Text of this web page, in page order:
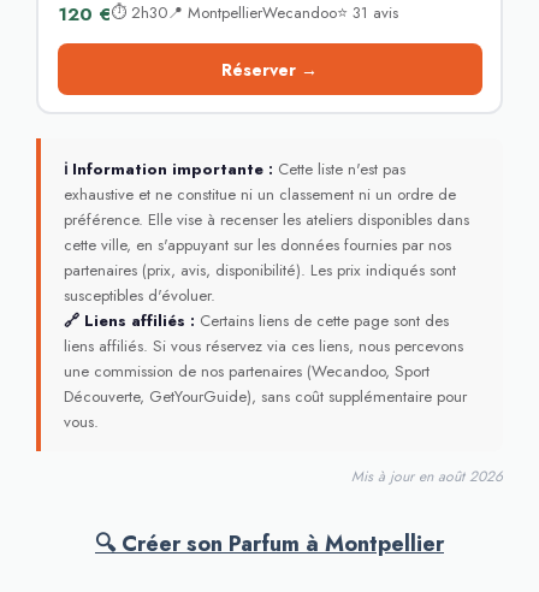
120 €⏱ 2h30📍 MontpellierWecandoo⭐ 31 avis
Réserver →
ℹ Information importante : Cette liste n'est pas
exhaustive et ne constitue ni un classement ni un ordre de
préférence. Elle vise à recenser les ateliers disponibles dans
cette ville, en s'appuyant sur les données fournies par nos
partenaires (prix, avis, disponibilité). Les prix indiqués sont
susceptibles d'évoluer.
🔗 Liens affiliés : Certains liens de cette page sont des
liens affiliés. Si vous réservez via ces liens, nous percevons
une commission de nos partenaires (Wecandoo, Sport
Découverte, GetYourGuide), sans coût supplémentaire pour
vous.
Mis à jour en août 2026
🔍 Créer son Parfum à Montpellier